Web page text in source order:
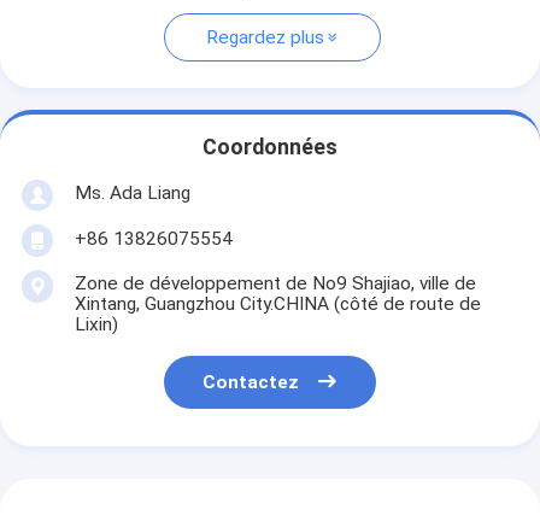
Regardez plus
Coordonnées
Ms. Ada Liang
+86 13826075554
Zone de développement de No9 Shajiao, ville de
Xintang, Guangzhou City.CHINA (côté de route de
Lixin)
Contactez